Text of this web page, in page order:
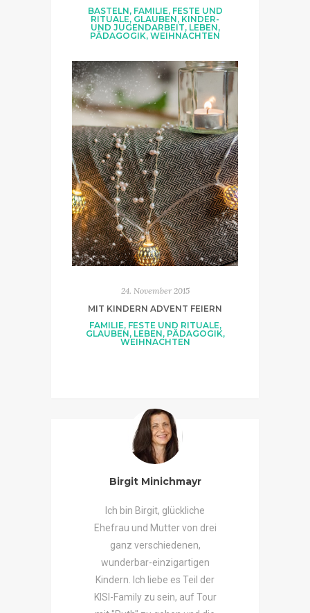
BASTELN, FAMILIE, FESTE UND
RITUALE, GLAUBEN, KINDER-
UND JUGENDARBEIT, LEBEN,
PÄDAGOGIK, WEIHNACHTEN
24. November 2015
MIT KINDERN ADVENT FEIERN
FAMILIE, FESTE UND RITUALE,
GLAUBEN, LEBEN, PÄDAGOGIK,
WEIHNACHTEN
Birgit Minichmayr
Ich bin Birgit, glückliche
Ehefrau und Mutter von drei
ganz verschiedenen,
wunderbar-einzigartigen
Kindern. Ich liebe es Teil der
KISI-Family zu sein, auf Tour